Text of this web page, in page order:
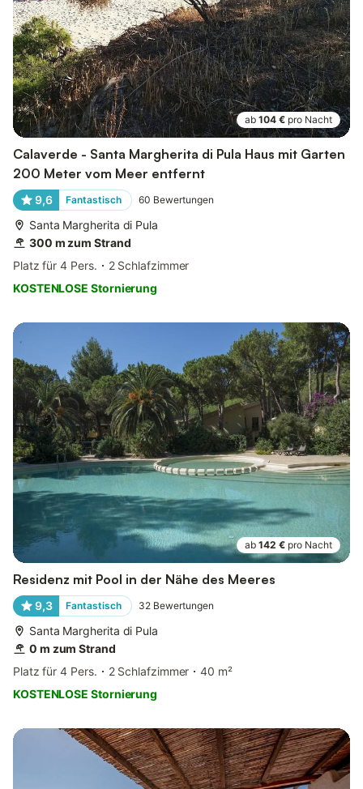
ab 104 € pro Nacht
Calaverde - Santa Margherita di Pula Haus mit Garten
200 Meter vom Meer entfernt
9,6 Fantastisch 60 Bewertungen
Santa Margherita di Pula
300 m zum Strand
Platz für 4 Pers.
2 Schlafzimmer
KOSTENLOSE Stornierung
ab 142 € pro Nacht
Residenz mit Pool in der Nähe des Meeres
9,3 Fantastisch 32 Bewertungen
Santa Margherita di Pula
0 m zum Strand
Platz für 4 Pers.
2 Schlafzimmer
40 m²
KOSTENLOSE Stornierung